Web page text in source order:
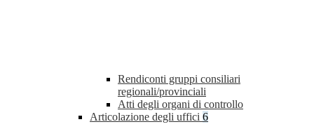
Rendiconti gruppi consiliari
regionali/provinciali
Atti degli organi di controllo
Articolazione degli uffici 6